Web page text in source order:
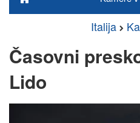
Italija
Časovni
Lido